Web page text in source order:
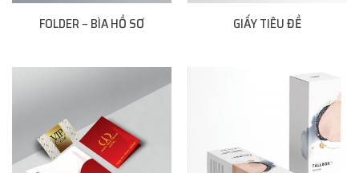
FOLDER – BÌA HỒ SƠ GIẤY TIÊU ĐỀ